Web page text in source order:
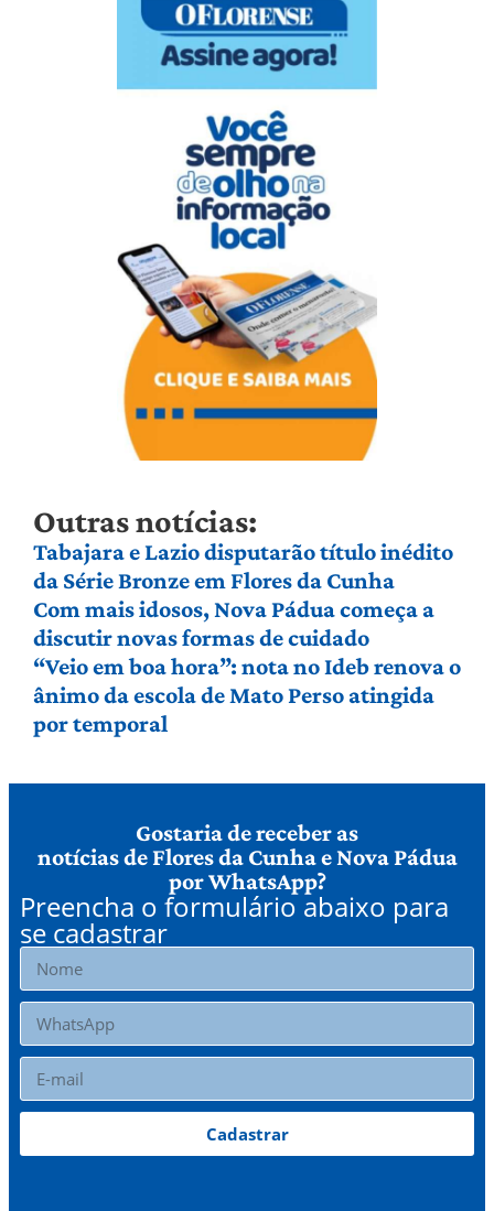
Outras notícias:
Tabajara e Lazio disputarão título inédito
da Série Bronze em Flores da Cunha
Com mais idosos, Nova Pádua começa a
discutir novas formas de cuidado
“Veio em boa hora”: nota no Ideb renova o
ânimo da escola de Mato Perso atingida
por temporal
Gostaria de receber as
notícias de Flores da Cunha e Nova Pádua
por WhatsApp?
Preencha o formulário abaixo para
se cadastrar
Cadastrar